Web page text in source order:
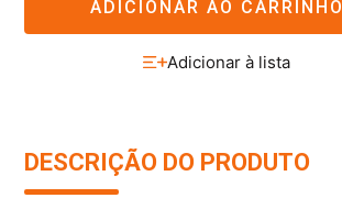
ADICIONAR AO CARRINHO
DESCRIÇÃO DO PRODUTO